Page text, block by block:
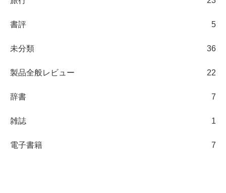
書評 5
未分類 36
製品全般レビュー 22
辞書 7
雑誌 1
電子書籍 7